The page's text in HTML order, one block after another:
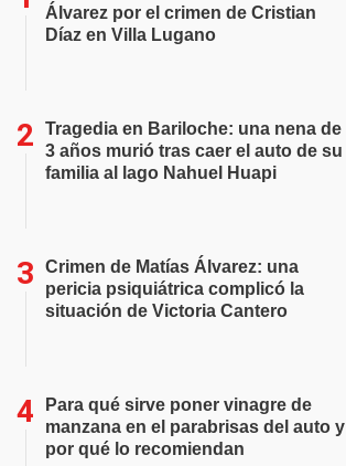
Álvarez por el crimen de Cristian
Díaz en Villa Lugano
Tragedia en Bariloche: una nena de
3 años murió tras caer el auto de su
familia al lago Nahuel Huapi
Crimen de Matías Álvarez: una
pericia psiquiátrica complicó la
situación de Victoria Cantero
Para qué sirve poner vinagre de
manzana en el parabrisas del auto y
por qué lo recomiendan